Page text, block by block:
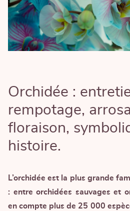
Orchidée :
rempotage,
floraison,
histoire.
L’orchidée est la plus grande
: entre orchidées sauvages et
en compte plus de 25 000